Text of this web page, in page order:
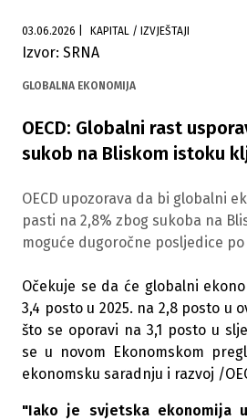
03.06.2026 KAPITAL / IZVJEŠTAJI
Izvor: SRNA
GLOBALNA EKONOMIJA
OECD: Globalni rast
sukob na Bliskom istoku
OECD upozorava da bi globalni
pasti na 2,8% zbog sukoba na
moguće dugoročne posljedice
Očekuje se da će globalni
3,4 posto u 2025. na 2,8 posto u
što se oporavi na 3,1 posto u
se u novom Ekonomskom
ekonomsku saradnju i razvoj /
"Iako je svjetska ekonomija